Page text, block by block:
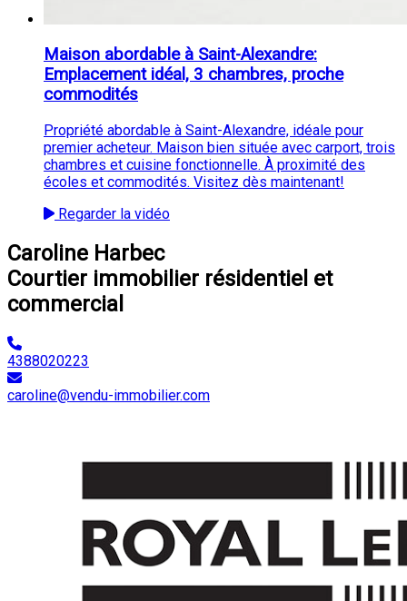
Maison abordable à Saint-Alexandre:
Emplacement idéal, 3 chambres, proche
commodités
Propriété abordable à Saint-Alexandre, idéale pour
premier acheteur. Maison bien située avec carport, trois
chambres et cuisine fonctionnelle. À proximité des
écoles et commodités. Visitez dès maintenant!
Regarder la vidéo
Caroline Harbec
Courtier immobilier résidentiel et
commercial
4388020223
caroline@vendu-immobilier.com